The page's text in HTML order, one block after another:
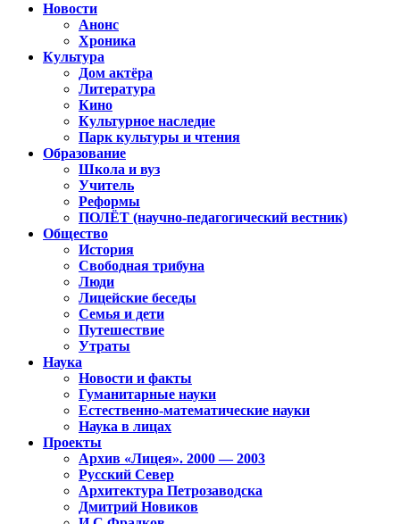
Новости
Анонс
Хроника
Культура
Дом актёра
Литература
Кино
Культурное наследие
Парк культуры и чтения
Образование
Школа и вуз
Учитель
Реформы
ПОЛЁТ (научно-педагогический вестник)
Общество
История
Свободная трибуна
Люди
Лицейские беседы
Семья и дети
Путешествие
Утраты
Наука
Новости и факты
Гуманитарные науки
Естественно-математические науки
Наука в лицах
Проекты
Архив «Лицея». 2000 — 2003
Русский Север
Архитектура Петрозаводска
Дмитрий Новиков